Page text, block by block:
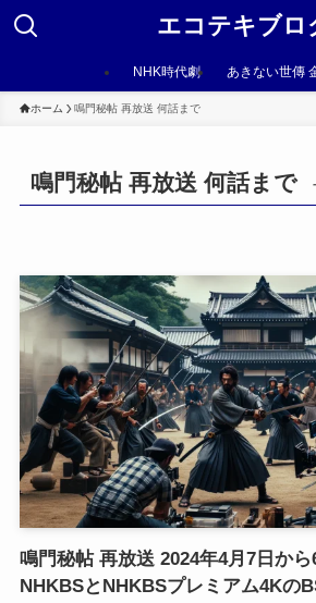
エコテキブロ
NHK時代劇 あきない世傳
ホーム 鳴門秘帖 再放送 何話まで
鳴門秘帖 再放送 何話まで
鳴門秘帖 再放送 2024年4月7日から
NHKBSとNHKBSプレミアム4Kの